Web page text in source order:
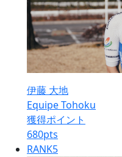
伊藤 大地
Equipe Tohoku
獲得ポイント
680pts
RANK5